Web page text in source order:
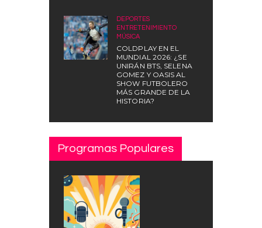
DEPORTES
ENTRETENIMIENTO
MÚSICA
COLDPLAY EN EL
MUNDIAL 2026: ¿SE
UNIRÁN BTS, SELENA
GOMEZ Y OASIS AL
SHOW FUTBOLERO
MÁS GRANDE DE LA
HISTORIA?
Programas Populares